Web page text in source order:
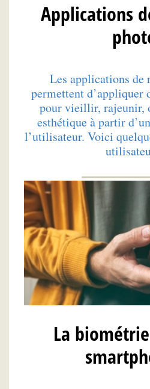
Applications
Les applications de
permettent d’appliquer
pour vieillir, rajeunir,
esthétique à partir
l’utilisateur. Voici
La